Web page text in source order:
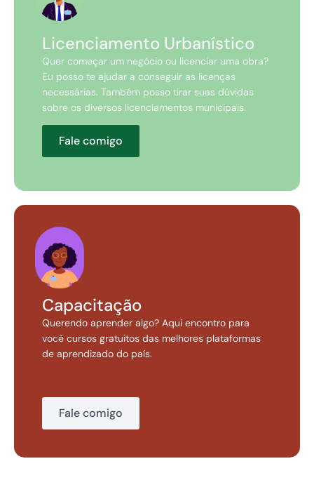
Licenciamento Urbanístico
Quer começar um negócio ou licenciar uma obra?
Eu posso te ajudar a conseguir as licenças
necessárias. Também posso tirar suas dúvidas
sobre os diversos licenciamentos municipais.
Fale comigo
Capacitação
Querendo aprender algo? Aqui encontro para
você cursos gratuitos das melhores plataformas
de aprendizado do país.
Fale comigo